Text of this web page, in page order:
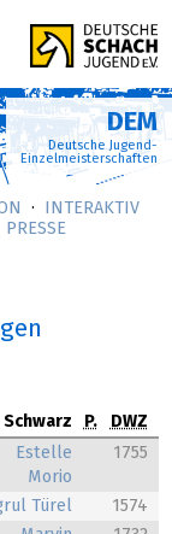
DEM
Deutsche Jugend-
Einzelmeisterschaften
INTERAKTIV
PRESSE
Schwarz P.
DWZ
Estelle
Morio
1755
Türel
1574